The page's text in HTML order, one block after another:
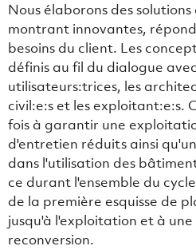
Nous élaborons des
montrant innovantes,
besoins du client. Les
définis au fil du dialogue
utilisateurs:trices, les
civil:e:s et les exploitant:e:s.
fois à garantir une
d'entretien réduits ainsi
dans l'utilisation des
ce durant l'ensemble du
de la première esquisse de
jusqu'à l'exploitation et à
reconversion.